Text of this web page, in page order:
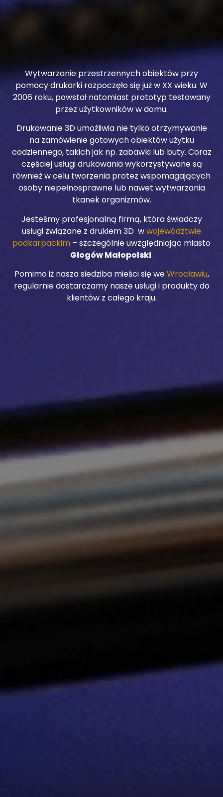
Wytwarzanie przestrzennych obiektów przy
pomocy drukarki rozpoczęło się już w XX wieku. W
2006 roku, powstał natomiast prototyp testowany
przez użytkowników w domu.
Drukowanie 3D umożliwia nie tylko otrzymywanie
na zamówienie gotowych obiektów użytku
codziennego, takich jak np. zabawki lub buty. Coraz
częściej usługi drukowania wykorzystywane są
również w celu tworzenia protez wspomagających
osoby niepełnosprawne lub nawet wytwarzania
tkanek organizmów.
Jesteśmy profesjonalną firmą, która świadczy
usługi związane z drukiem 3D wwojewództwie
podkarpackim – szczególnie uwzględniając miasto
Głogów Małopolski.
Pomimo iż nasza siedziba mieści się weWrocławiu,
regularnie dostarczamy nasze usługi i produkty do
klientów z całego kraju.